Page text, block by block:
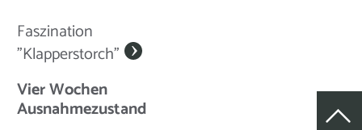
Faszination
"Klapperstorch"
Vier Wochen
Ausnahmezustand